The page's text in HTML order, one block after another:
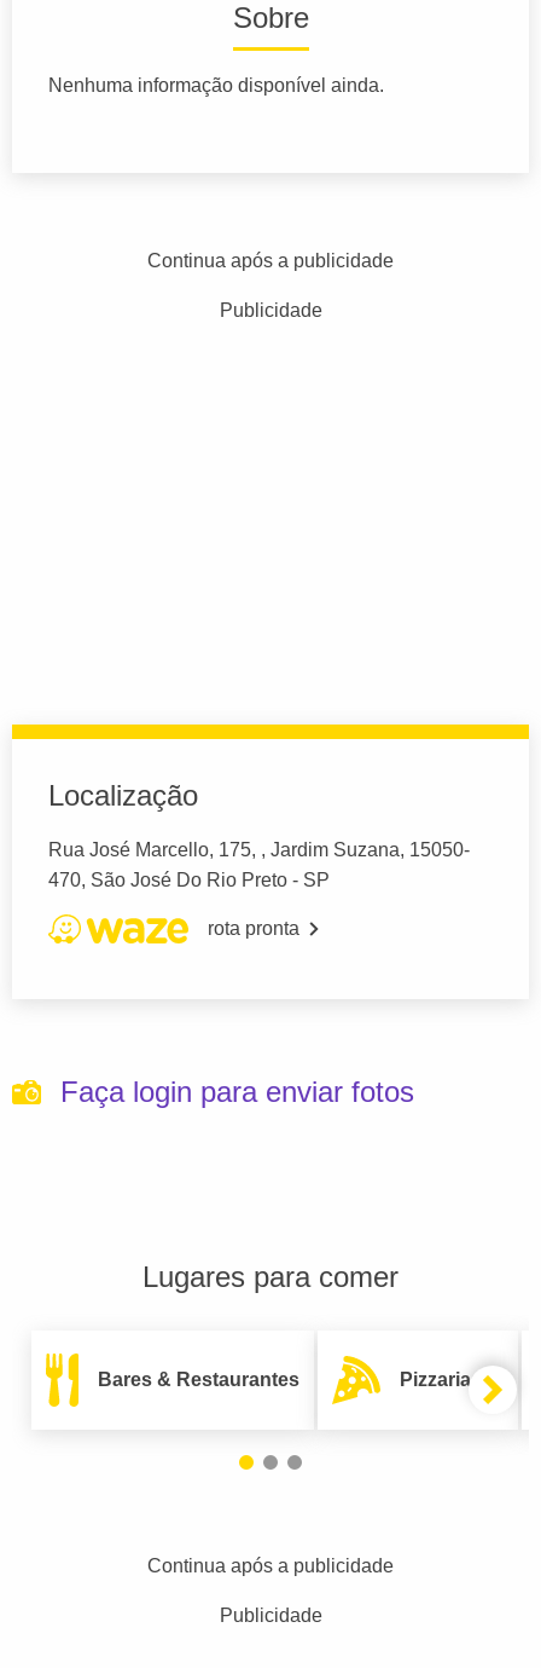
Sobre
Nenhuma informação disponível ainda.
Continua após a publicidade
Publicidade
Localização
Rua José Marcello, 175, , Jardim Suzana, 15050-
470, São José Do Rio Preto - SP
rota pronta
Faça login para enviar fotos
Lugares para comer
Bares & Restaurantes Pizzarias
Continua após a publicidade
Publicidade